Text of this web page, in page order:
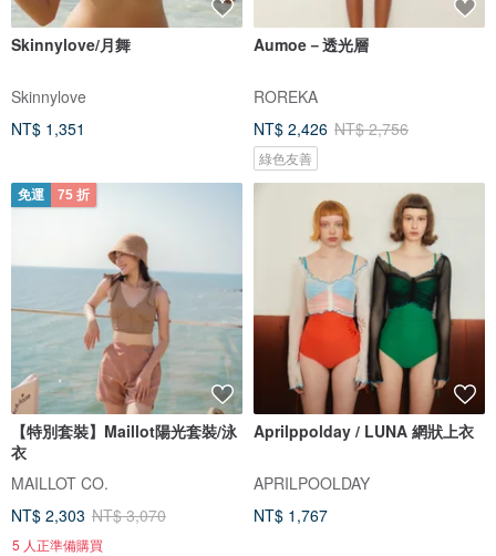
Skinnylove/月舞
Skinnylove
NT$ 1,351
Aumoe－透光層
ROREKA
NT$ 2,426 NT$ 2,756
綠色友善
免運 75 折
【特別套裝】Maillot陽光套裝/泳
衣
MAILLOT CO.
NT$ 2,303 NT$ 3,070
5 人正準備購買
Aprilppolday / LUNA 網狀上衣
APRILPOOLDAY
NT$ 1,767